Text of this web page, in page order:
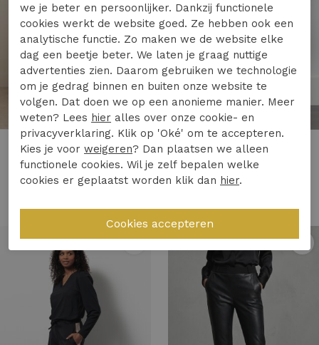
Studio Anneloes
Studio Anneloes grazia jumpsuit 13612 Jumpsuit 8700 espresso
189,95
50%
Studio Anneloes
74,97149,95
we je beter en persoonlijker. Dankzij functionele
cookies werkt de website goed. Ze hebben ook een
analytische functie. Zo maken we de website elke
dag een beetje beter. We laten je graag nuttige
advertenties zien. Daarom gebruiken we technologie
om je gedrag binnen en buiten onze website te
volgen. Dat doen we op een anonieme manier. Meer
weten? Lees hier alles over onze cookie- en
privacyverklaring. Klik op 'Oké' om te accepteren.
Kies je voor weigeren? Dan plaatsen we alleen
functionele cookies. Wil je zelf bepalen welke
cookies er geplaatst worden klik dan hier.